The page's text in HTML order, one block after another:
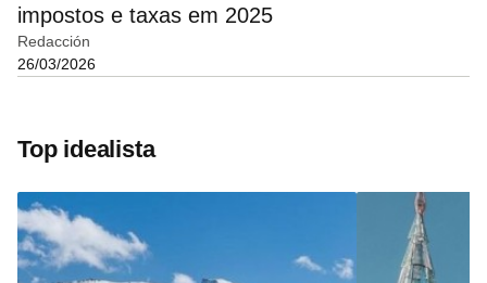
impostos e taxas em 2025
Redacción
26/03/2026
Top idealista